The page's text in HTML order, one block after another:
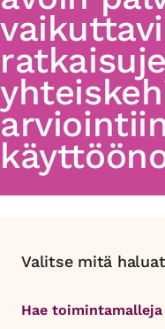
Valitse mitä
Hae toimintamalleja